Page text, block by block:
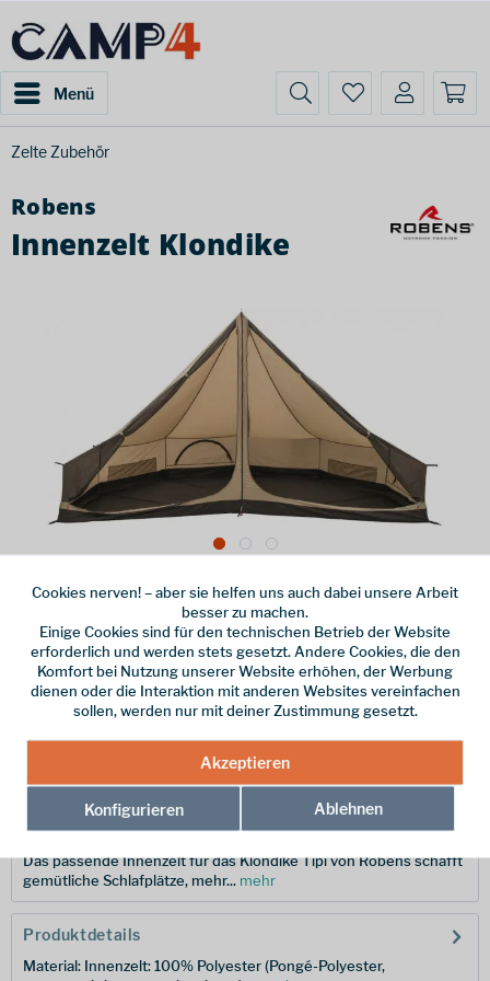
Menü
Zelte Zubehör
Robens
Innenzelt Klondike
Dieser Artikel steht derzeit nicht zur Verfügung!
299,95 € *
inkl. MwSt./ Versandkostenfrei!
Merken
130090
Beschreibung
Das passende Innenzelt für das Klondike Tipi von Robens schafft
gemütliche Schlafplätze, mehr... mehr
Produktdetails
Material: Innenzelt: 100% Polyester (Pongé-Polyester,
Cookies nerven! – aber sie helfen uns auch dabei unsere Arbeit
besser zu machen.
Einige Cookies sind für den technischen Betrieb der Website
erforderlich und werden stets gesetzt. Andere Cookies, die den
Komfort bei Nutzung unserer Website erhöhen, der Werbung
dienen oder die Interaktion mit anderen Websites vereinfachen
sollen, werden nur mit deiner Zustimmung gesetzt.
Akzeptieren
Konfigurieren Ablehnen